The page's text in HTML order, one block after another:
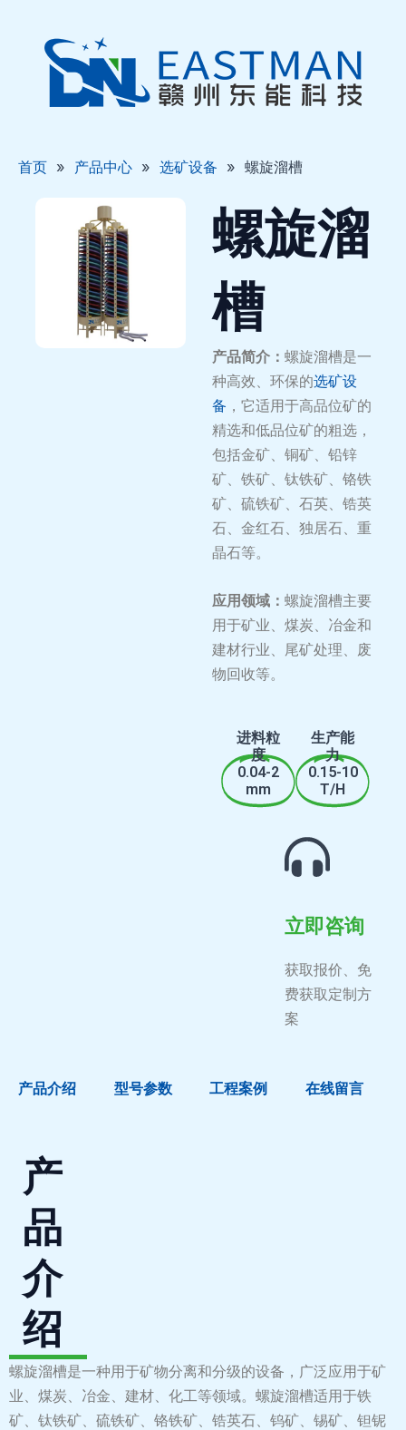
首页 » 产品中心 » 选矿设备 » 螺旋溜槽
螺旋溜
槽
产品简介： 螺旋溜槽是一
种高效、环保的选矿设
备 ，它适用于高品位矿的
精选和低品位矿的粗选，
包括金矿、铜矿、铅锌
矿、铁矿、钛铁矿、铬铁
矿、硫铁矿、石英、锆英
石、金红石、独居石、重
晶石等。
应用领域： 螺旋溜槽主要
用于矿业、煤炭、冶金和
建材行业、尾矿处理、废
物回收等。
进料粒
度
0.04-2
mm
生产能
力
0.15-10
T/H
立即咨询
获取报价、免
费获取定制方
案
产品介绍 型号参数 工程案例 在线留言
产
品
介
绍
螺旋溜槽是一种用于矿物分离和分级的设备，广泛应用于矿
业、煤炭、冶金、建材、化工等领域。螺旋溜槽适用于铁
矿、钛铁矿、硫铁矿、铬铁矿、锆英石、钨矿、锡矿、钽铌